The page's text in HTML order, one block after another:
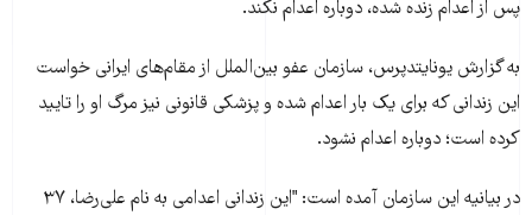
پس از اعدام زنده شده، دوباره اعدام نکند.
به گزارش يونايتدپرس، سازمان عفو بين‌الملل از مقام‌های ايرانی خواست
اين زندانی که برای يک بار اعدام شده و پزشکی قانونی نيز مرگ او را تاييد
کرده است؛ دوباره اعدام نشود.
در بيانيه اين سازمان آمده است: "اين زندانی اعدامی به نام علی‌رضا، ۳۷